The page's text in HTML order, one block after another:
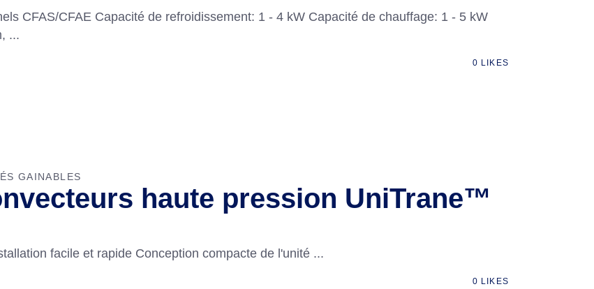
CFAS/CFAE Capacité de refroidissement: 1 - 4 kW Capacité de chauffage: 1 - 5 kW
0 LIKES
GAINABLES
haute pression UniTrane™
facile et rapide Conception compacte de l'unité
0 LIKES